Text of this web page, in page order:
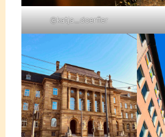
@katja_doerfler